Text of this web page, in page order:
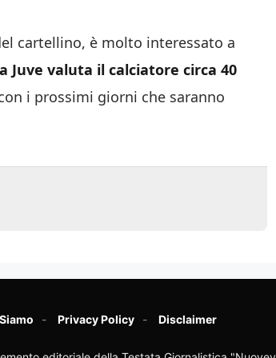
cartellino, è molto interessato a
Juve valuta il calciatore circa 40
i prossimi giorni che saranno
Privacy Policy Disclaimer